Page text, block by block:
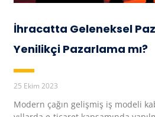
İhracatta Geleneksel
Yenilikçi Pazarlama mı?
25 Ekim 2023
Modern çağın gelişmiş iş modeli